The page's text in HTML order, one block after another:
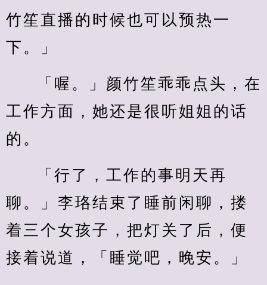
竹笙直播的时候也可以预热一
下。」
「喔。」颜竹笙乖乖点头，在
工作方面，她还是很听姐姐的话
的。
「行了，工作的事明天再
聊。」李珞结束了睡前闲聊，搂
着三个女孩子，把灯关了后，便
接着说道，「睡觉吧，晚安。」